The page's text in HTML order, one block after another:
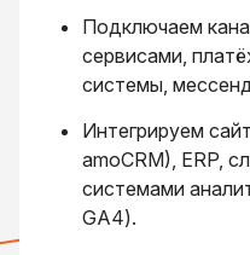
Подключаем
сервисами,
системы,
Интегрируем
amoCRM), ERP,
системами
GA4).